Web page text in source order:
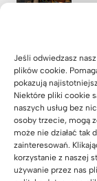
Jeśli odwiedzasz
plików cookie.
pokazują
Niektóre pliki cookie
naszych usług bez
osoby trzecie, mogą
może nie działać tak
zainteresowań.
korzystanie z naszej
używanie przez nas